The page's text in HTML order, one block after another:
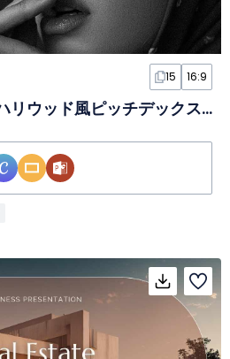
15 16:9
ミニマルなオールドハリウッド風ピッチデックスライド